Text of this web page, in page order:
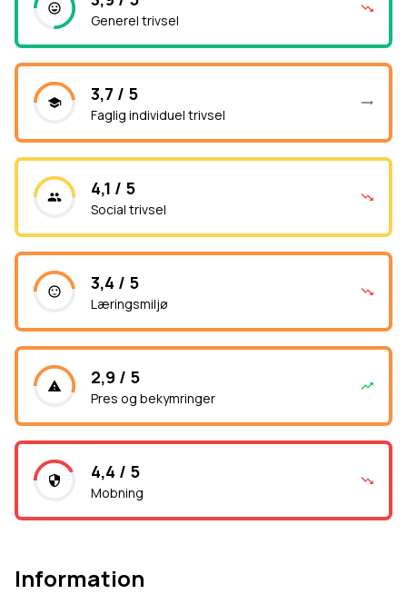
Generel trivsel
3,7 / 5
Faglig individuel trivsel
4,1 / 5
Social trivsel
3,4 / 5
Læringsmiljø
2,9 / 5
Pres og bekymringer
4,4 / 5
Mobning
Information